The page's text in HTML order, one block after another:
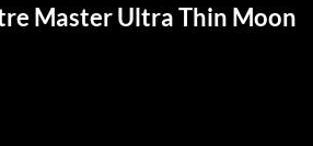
Master Ultra Thin Moon